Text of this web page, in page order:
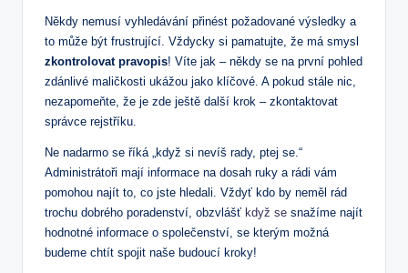
Někdy‌ nemusí vyhledávání přinést ​požadované výsledky a
to⁣ může být frustrující. Vždycky‌ si‌ pamatujte, že má smysl
zkontrolovat pravopis!​ Víte ​jak – někdy ⁢se na první pohled
zdánlivé maličkosti ‌ukážou jako klíčové. ‍A pokud stále‌ nic,
nezapomeňte, že je zde ještě další krok ​– ⁤zkontaktovat
správce rejstříku.⁤
Ne nadarmo se říká „když ​si ⁢nevíš rady, ptej se.“
⁤Administrátoři mají informace na dosah ​ruky a rádi vám
pomohou najít to,​ co ⁣jste hledali. Vždyť ⁤kdo by‌ neměl‍ rád
trochu dobrého poradenství, obzvlášť když se snažíme najít
hodnotné informace o společenství, ​se kterým možná
‍budeme chtít⁤ spojit naše budoucí kroky!⁣